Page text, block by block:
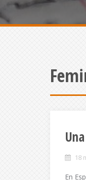
18
En